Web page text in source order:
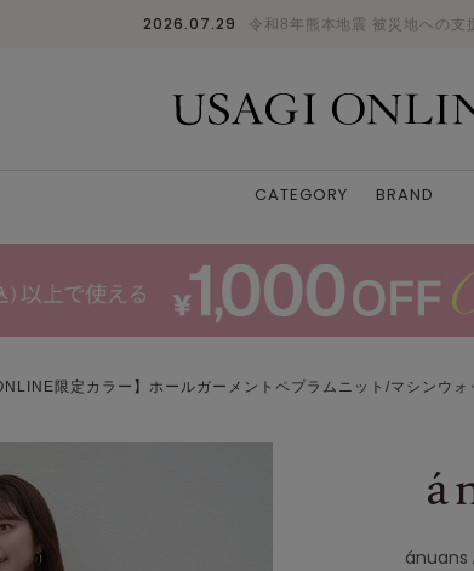
2026.07.29 令和8年熊本地震 被災地への支
CATEGORY BRAND
限定カラー】ホールガーメントペプラムニット/マシンウォ
ánuans